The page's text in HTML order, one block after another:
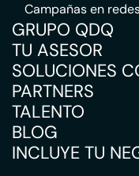
Campañas en
GRUPO QDQ
TU ASESOR
SOLUCIONES
PARTNERS
TALENTO
BLOG
INCLUYE TU